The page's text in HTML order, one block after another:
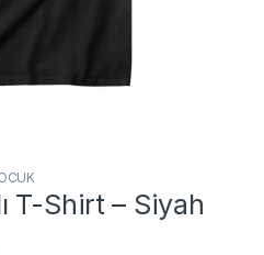
T-Shirt – Siyah